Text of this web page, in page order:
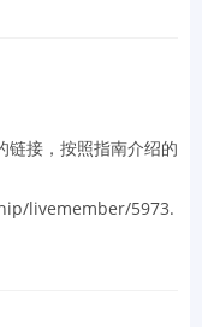
链接，按照指南介绍的
livemember/5973.